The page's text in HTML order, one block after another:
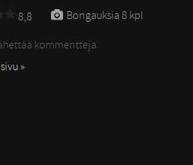
8,8 Bongauksia 8 kpl
kommentteja.
»